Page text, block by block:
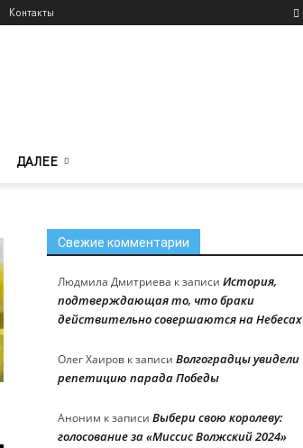
Контакты
ДАЛЕЕ
Свежие комментарии
Людмила Дмитриева к записи История,
подтверждающая то, что браки
действительно совершаются на Небесах
Олег Хаиров к записи Волгоградцы увидели
репетицию парада Победы
Аноним к записи Выбери свою королеву:
голосование за «Миссис Волжский 2024»